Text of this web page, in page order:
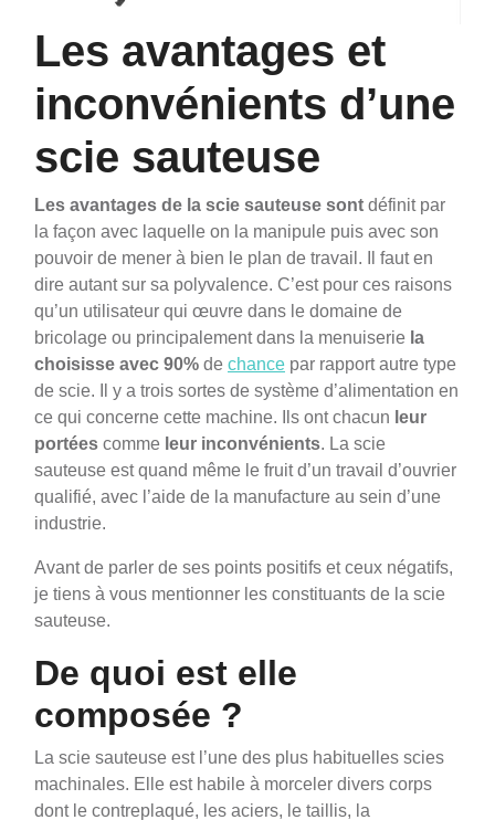
Les avantages et
inconvénients d’une
scie sauteuse
Les avantages de la scie sauteuse sont définit par
la façon avec laquelle on la manipule puis avec son
pouvoir de mener à bien le plan de travail.
Il faut en
dire autant sur sa polyvalence. C’est pour ces raisons
qu’un utilisateur qui œuvre dans le domaine de
bricolage ou principalement dans la menuiserie la
choisisse avec 90% de chance par rapport autre type
de scie. Il y a trois sortes de système d’alimentation en
ce qui concerne cette machine. Ils ont chacun leur
portées comme leur inconvénients. La scie
sauteuse est quand même le fruit d’un travail d’ouvrier
qualifié, avec l’aide de la manufacture au sein d’une
industrie.
Avant de parler de ses points positifs et ceux négatifs,
je tiens à vous mentionner les constituants de la scie
sauteuse.
De quoi est elle
composée ?
La scie sauteuse est l’une des plus habituelles scies
machinales. Elle est habile à morceler divers corps
dont le contreplaqué, les aciers, le taillis, la